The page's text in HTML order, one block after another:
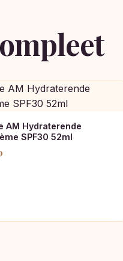
AM Hydraterende
SPF30 52ml